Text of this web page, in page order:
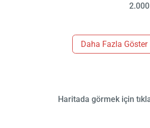
Daha Fazla Göster
Haritada görmek için